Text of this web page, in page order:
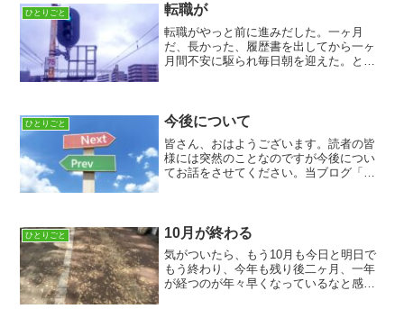
ともできない事情なので無...
ひとりごと 転職が
転職がやっと前に進みだした。一ヶ月
だ、長かった、履歴書を出してから一ヶ
月間不安に駆られ毎日朝を迎えた。とり
れから忙しくなる、はやる気...
ひとりごと 今後について
皆さん、おはようございます。読者の皆
様には突然のことなのですが今後につい
てお話をさせてください。当ブログ「今
身の仕事、ライフスタイ...
ひとりごと 10月が終わる
気がついたら、もう10月も今日と明日で
もう終わり、今年も残り後二ヶ月、一年
が経つのが年々早くなっているなと感じ